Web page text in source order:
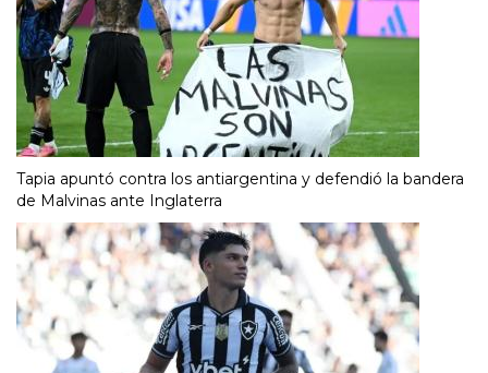
Tapia apuntó contra los antiargentina y defendió la bandera
de Malvinas ante Inglaterra